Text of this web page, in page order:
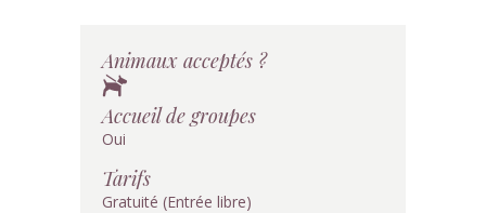
Animaux acceptés ?
Accueil de groupes
Oui
Tarifs
Gratuité (Entrée libre)